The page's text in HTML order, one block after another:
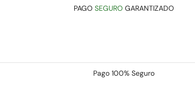
PAGO SEGURO GARANTIZADO
Pago 100% Seguro